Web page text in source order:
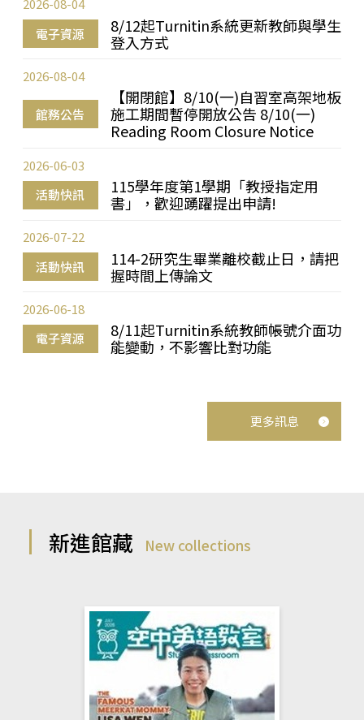
電子資源
8/12起Turnitin系統更新教師與學生
登入方式
2026-08-04
館務公告
【開閉館】8/10(一)自習室高架地板
施工期間暫停開放公告 8/10(一)
Reading Room Closure Notice
2026-08-04
活動快訊
115學年度第1學期「教授指定用
書」，歡迎踴躍提出申請!
2026-06-03
活動快訊
114-2研究生畢業離校截止日，請把
握時間上傳論文
2026-07-22
電子資源
8/11起Turnitin系統教師帳號介面功
能變動，不影響比對功能
2026-06-18
更多訊息
新進館藏 New collections